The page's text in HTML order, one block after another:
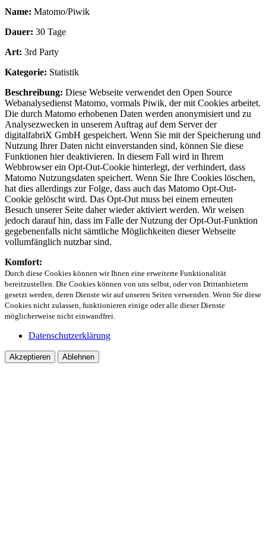
Name: Matomo/Piwik
Dauer: 30 Tage
Art: 3rd Party
Kategorie: Statistik
Beschreibung: Diese Webseite verwendet den Open Source
Webanalysedienst Matomo, vormals Piwik, der mit Cookies arbeitet.
Die durch Matomo erhobenen Daten werden anonymisiert und zu
Analysezwecken in unserem Auftrag auf dem Server der
digitalfabriX GmbH gespeichert. Wenn Sie mit der Speicherung und
Nutzung Ihrer Daten nicht einverstanden sind, können Sie diese
Funktionen hier deaktivieren. In diesem Fall wird in Ihrem
Webbrowser ein Opt-Out-Cookie hinterlegt, der verhindert, dass
Matomo Nutzungsdaten speichert. Wenn Sie Ihre Cookies löschen,
hat dies allerdings zur Folge, dass auch das Matomo Opt-Out-
Cookie gelöscht wird. Das Opt-Out muss bei einem erneuten
Besuch unserer Seite daher wieder aktiviert werden. Wir weisen
jedoch darauf hin, dass im Falle der Nutzung der Opt-Out-Funktion
gegebenenfalls nicht sämtliche Möglichkeiten dieser Webseite
vollumfänglich nutzbar sind.
Komfort:
Durch diese Cookies können wir Ihnen eine erweiterte Funktionalität
bereitzustellen. Die Cookies können von uns selbst, oder von Drittanbietern
gesetzt werden, deren Dienste wir auf unseren Seiten verwenden. Wenn Sie diese
Cookies nicht zulassen, funktionieren einige oder alle dieser Dienste
möglicherweise nicht einwandfrei.
Datenschutzerklärung
Akzeptieren Ablehnen